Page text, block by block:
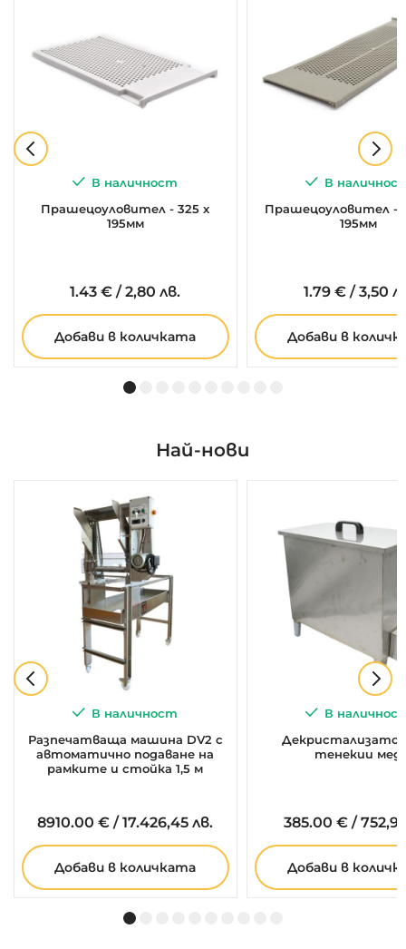
В наличност
Прашецоуловител - 325 х
195мм
1.43 € /2,80 лв.
Добави в количката
В
Прашецоуловител -
195мм
1.79 €/3,50
Добави в
Най-нови
В наличност
Разпечатваща машина DV2 с
автоматично подаване на
рамките и стойка 1,5 м
8910.00 € /17.426,45 лв.
Добави в количката
В
Декристализатор
тенекии мед
385.00 € /
Добави в